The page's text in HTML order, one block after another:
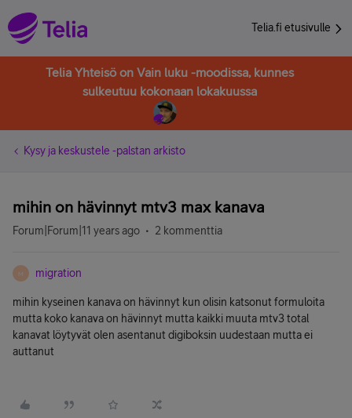
Telia.fi etusivulle
Telia Yhteisö on Vain luku -moodissa, kunnes
sulkeutuu kokonaan lokakuussa
Kysy ja keskustele -palstan arkisto
mihin on hävinnyt mtv3 max kanava
Forum|Forum|11 years ago 2 kommenttia
M migration
mihin kyseinen kanava on hävinnyt kun olisin katsonut formuloita
mutta koko kanava on hävinnyt mutta kaikki muuta mtv3 total
kanavat löytyvät olen asentanut digiboksin uudestaan mutta ei
auttanut